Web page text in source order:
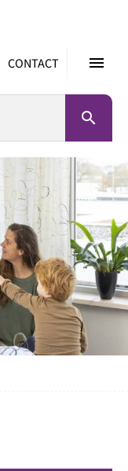
menu
CONTACT
search